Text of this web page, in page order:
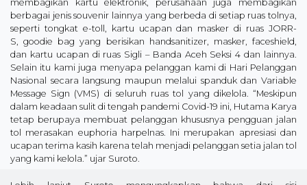
membagikan kartu elektronik, perusahaan juga membagikan
berbagai jenis souvenir lainnya yang berbeda di setiap ruas tolnya,
seperti tongkat e-toll, kartu ucapan dan masker di ruas JORR-
S, goodie bag yang berisikan handsanitizer, masker, faceshield,
dan kartu ucapan di ruas Sigli – Banda Aceh Seksi 4 dan lainnya.
Selain itu kami juga menyapa pelanggan kami di Hari Pelanggan
Nasional secara langsung maupun melalui spanduk dan Variable
Message Sign (VMS) di seluruh ruas tol yang dikelola. “Meskipun
dalam keadaan sulit di tengah pandemi Covid-19 ini, Hutama Karya
tetap berupaya membuat pelanggan khususnya pengguan jalan
tol merasakan euphoria harpelnas. Ini merupakan apresiasi dan
ucapan terima kasih karena telah menjadi pelanggan setia jalan tol
yang kami kelola.” ujar Suroto.